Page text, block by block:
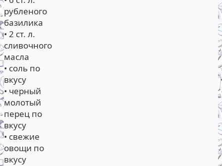
рубленого
базилика
• 2 ст. л.
сливочного
масла
• соль по
вкусу
• черный
молотый
перец по
вкусу
• свежие
овощи по
вкусу